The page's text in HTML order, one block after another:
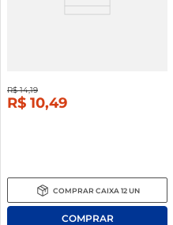
R$ 14,19
R$ 10,49
COMPRAR CAIXA 12 UN